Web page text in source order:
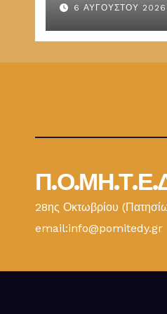
6 ΑΥΓΟΎΣΤΟΥ 2026
28ης Οκτωβρίου
email:info@pomitedy.gr